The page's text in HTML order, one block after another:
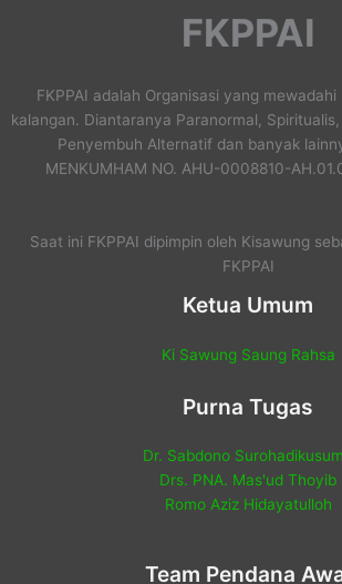
FKPPAI
FKPPAI adalah Organisasi yang
kalangan. Diantaranya Paranormal,
Penyembuh Alternatif dan banyak
MENKUMHAM NO. AHU-0008810-
Saat ini FKPPAI dipimpin oleh Kisawung
FKPPAI
Ketua Umum
Ki Sawung Saung Rahsa
Purna Tugas
Dr. Sabdono
Drs. PNA. Mas'ud Thoyib
Romo Aziz Hidayatulloh
Team Pendana